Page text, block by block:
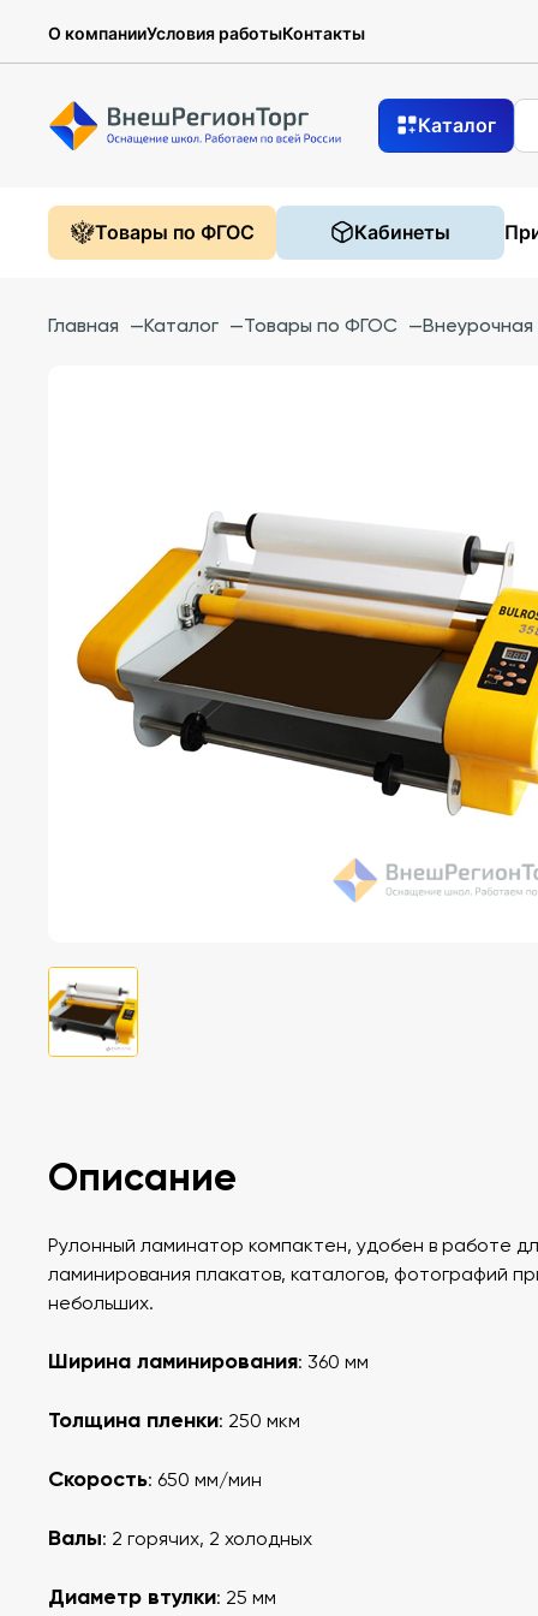
О компанииУсловия работыКонтакты
Каталог
Товары по ФГОС Кабинеты
Главная —Каталог —Товары по ФГОС —Внеурочная
Описание
Рулонный ламинатор компактен, удобен в работе
ламинирования плакатов, каталогов, фотографий
небольших.
Ширина ламинирования: 360 мм
Толщина пленки: 250 мкм
Скорость: 650 мм/мин
Валы: 2 горячих, 2 холодных
Диаметр втулки: 25 мм